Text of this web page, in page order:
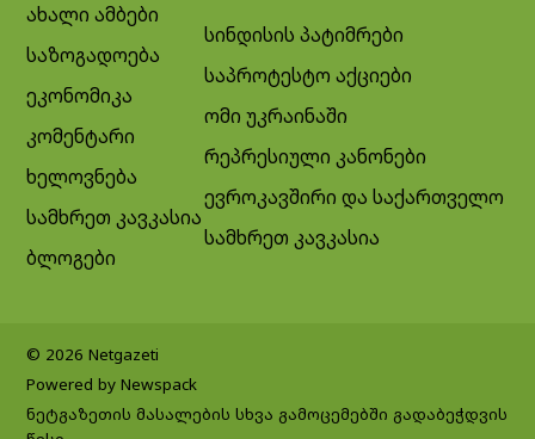
ახალი ამბები
საზოგადოება
ეკონომიკა
კომენტარი
ხელოვნება
სამხრეთ კავკასია
ბლოგები
სინდისის პატიმრები
საპროტესტო აქციები
ომი უკრაინაში
რეპრესიული კანონები
ევროკავშირი და საქართველო
სამხრეთ კავკასია
© 2026 Netgazeti
Powered by Newspack
ნეტგაზეთის მასალების სხვა გამოცემებში გადაბეჭდვის